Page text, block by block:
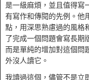
是一級麻煩，並且值得
有寫作和傳閱的先例。他
點，用深思熟慮過的風格
了完成一個問題會寫長期
而是單純的增加對這個問
外沒人讀它。
我讀過這個，儘管不是立